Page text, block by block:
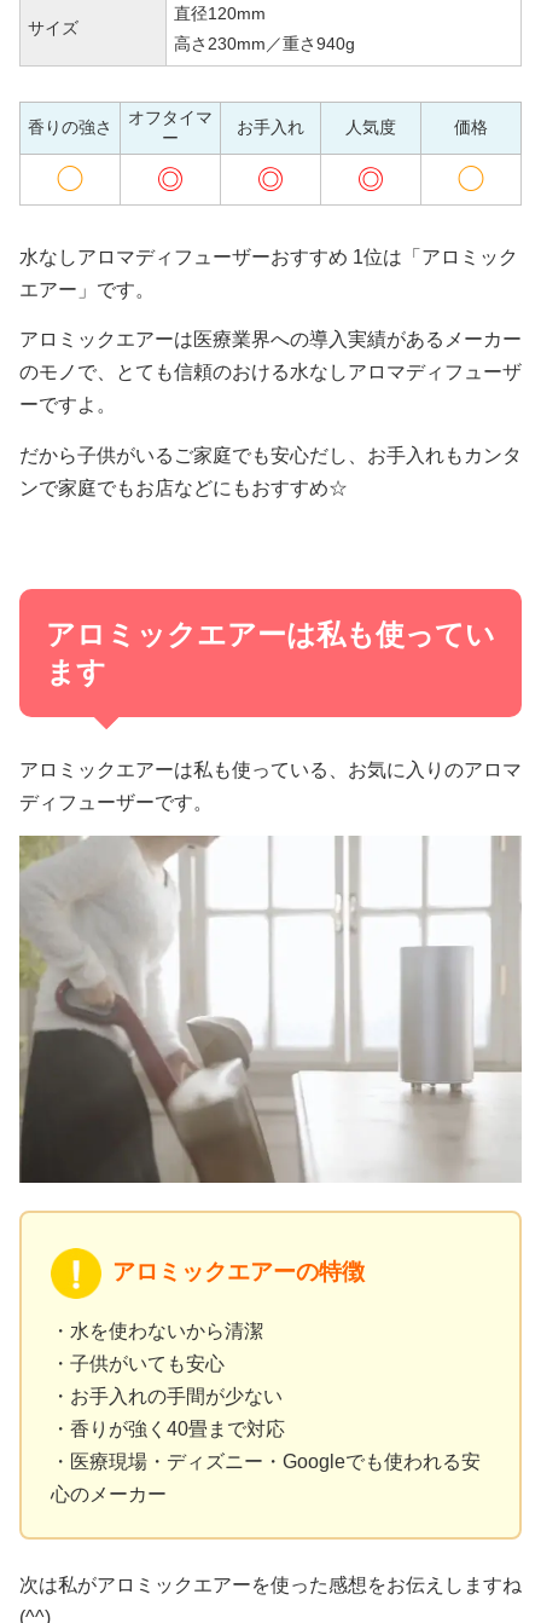
サイズ
直径120mm
高さ230mm／重さ940g
香りの強さ
オフタイマ
ー
お手入れ 人気度 価格
◯ ◎ ◎ ◎ ◯
水なしアロマディフューザーおすすめ 1位は「アロミック
エアー」です。
アロミックエアーは医療業界への導入実績があるメーカー
のモノで、とても信頼のおける水なしアロマディフューザ
ーですよ。
だから子供がいるご家庭でも安心だし、お手入れもカンタ
ンで家庭でもお店などにもおすすめ☆
アロミックエアーは私も使ってい
ます
アロミックエアーは私も使っている、お気に入りのアロマ
ディフューザーです。
アロミックエアーの特徴
・水を使わないから清潔
・子供がいても安心
・お手入れの手間が少ない
・香りが強く40畳まで対応
・医療現場・ディズニー・Googleでも使われる安
心のメーカー
次は私がアロミックエアーを使った感想をお伝えしますね
(^^)